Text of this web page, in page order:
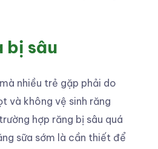
bị sâu
nhiều trẻ gặp phải do
và không vệ sinh răng
hợp răng bị sâu quá
sữa sớm là cần thiết để